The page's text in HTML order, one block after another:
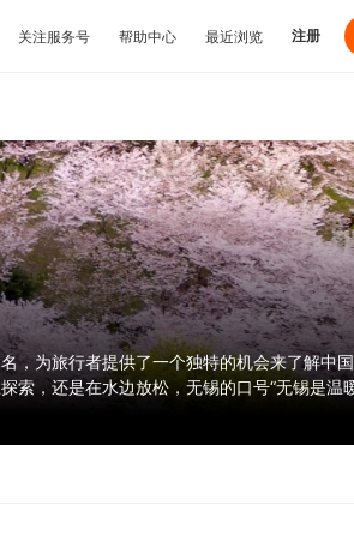
关注服务号 帮助中心 最近浏览 注册
，为旅行者提供了一个独特的机会来了解中
索，还是在水边放松，无锡的口号“无锡是温
个完美的目的地。